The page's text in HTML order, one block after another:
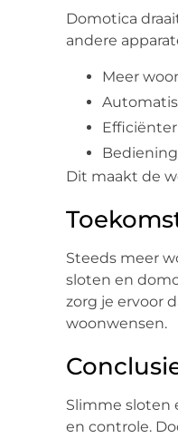
Domotica
andere
Meer
Dit maakt de
Steeds meer
sloten en
zorg je ervoor
woonwensen.
Slimme sloten
en controle.